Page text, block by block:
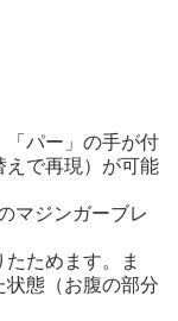
「パー」の手が付
えで再現）が可能
マジンガーブレ
ためます。ま
状態（お腹の部分